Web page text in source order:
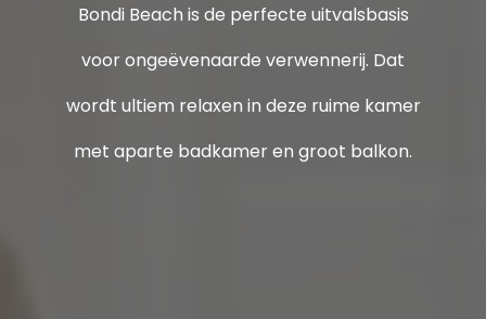
Bondi Beach is de perfecte uitvalsbasis
voor ongeëvenaarde verwennerij. Dat
wordt ultiem relaxen in deze ruime kamer
met aparte badkamer en groot balkon.